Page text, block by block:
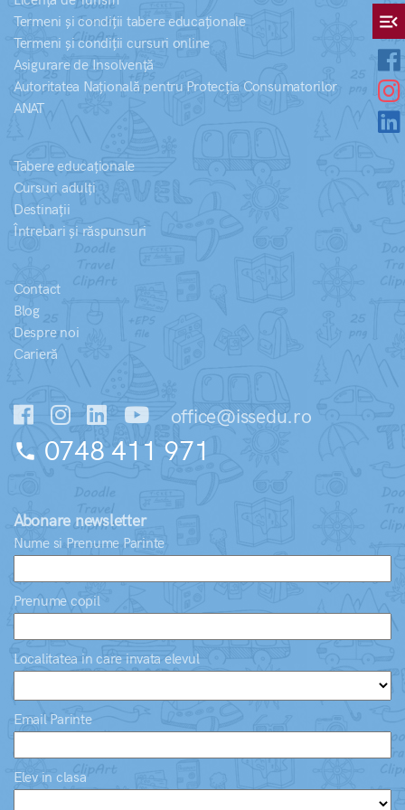
menu_open
Termeni și condiții tabere educaționale
Termeni și condiții cursuri online
Asigurare de Insolvență
Autoritatea Națională pentru Protecția Consumatorilor
ANAT
Tabere educaționale
Cursuri adulți
Destinații
Întrebari și răspunsuri
Contact
Blog
Despre noi
Carieră
office@issedu.ro
phone 0748 411 971
Abonare newsletter
Nume si Prenume Parinte
Prenume copil
Localitatea in care invata elevul
Email Parinte
Elev in clasa